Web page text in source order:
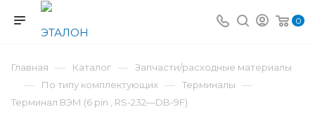
0
Главная — Каталог — Запчасти/расходные материалы
— По типу комплектующих — Терминалы —
Терминал ВЭМ (6 pin , RS-232—DB-9F)